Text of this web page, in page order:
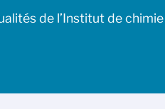
de l’Institut de chimie